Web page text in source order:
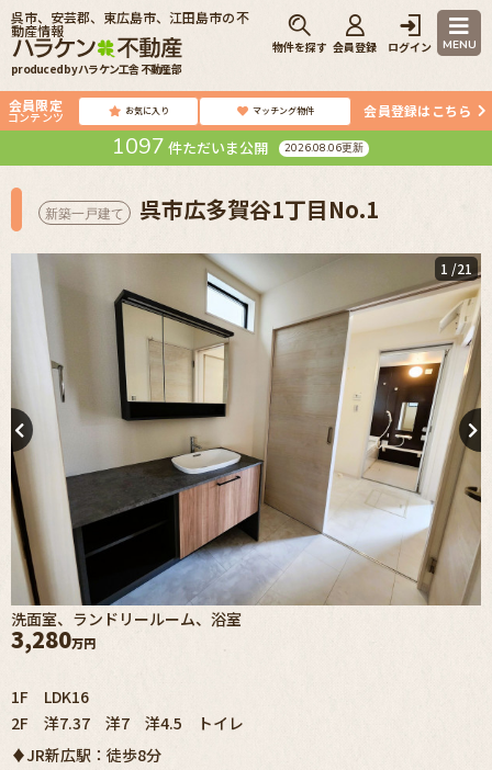
produced by ハラケン工舎 不動産部
呉市、安芸郡、東広島市、江田島市の不
動産情報
物件を探す 会員登録 ログイン MENU
会員限定
コンテンツ お気に入り マッチング物件 会員登録はこちら
1097 件ただいま公開 2026.08.06更新
新築一戸建て 呉市広多賀谷1丁目No.1
1 /21
洗面室、ランドリールーム、浴室
3,280万円
1F LDK16
2F 洋7.37 洋7 洋4.5 トイレ
♦JR新広駅：徒歩8分